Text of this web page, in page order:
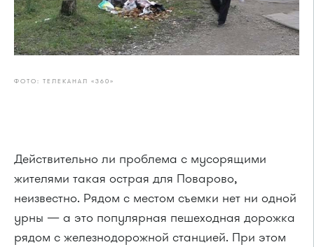
ФОТО: ТЕЛЕКАНАЛ «360»
Действительно ли проблема с мусорящими
жителями такая острая для Поварово,
неизвестно. Рядом с местом съемки нет ни одной
урны — а это популярная пешеходная дорожка
рядом с железнодорожной станцией. При этом